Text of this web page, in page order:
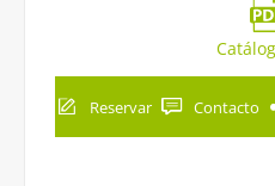
Reservar Contacto